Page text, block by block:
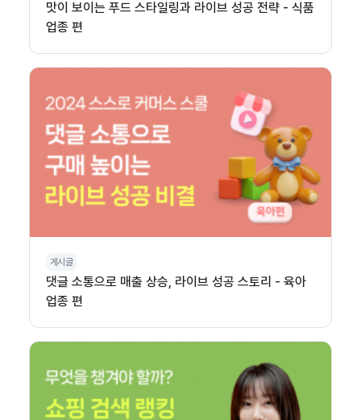
맛이 보이는 푸드 스타일링과 라이브 성공 전략 - 식품
업종 편
게시글
댓글 소통으로 매출 상승, 라이브 성공 스토리 - 육아
업종 편